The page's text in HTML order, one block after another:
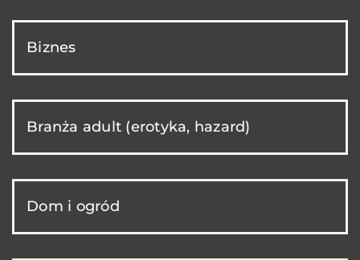
Biznes
Branża adult (erotyka, hazard)
Dom i ogród